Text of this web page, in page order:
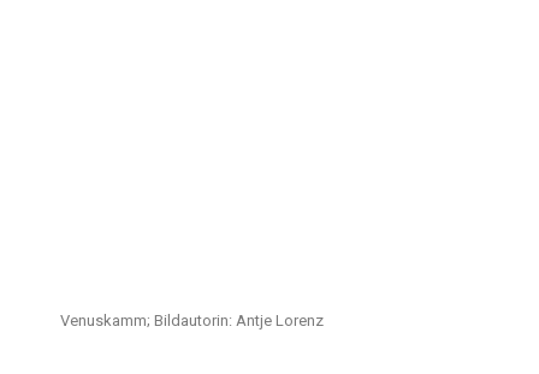
Venuskamm; Bildautorin: Antje Lorenz